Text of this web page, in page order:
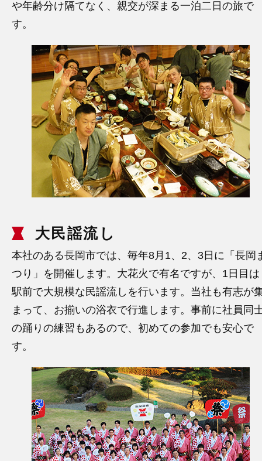
や年齢分け隔てなく、親交が深まる一泊二日の旅で
す。
大民謡流し
本社のある長岡市では、毎年8月1、2、3日に「長岡
つり」を開催します。大花火で有名ですが、1日目は
駅前で大規模な民謡流しを行います。当社も有志が
まって、お揃いの浴衣で行進します。事前に社員同
の踊りの練習もあるので、初めての参加でも安心で
す。